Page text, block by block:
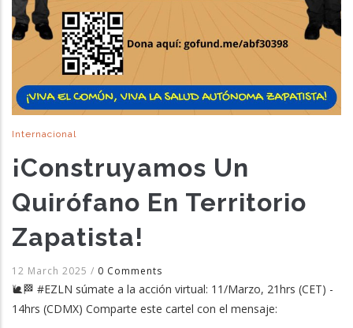
Internacional
¡Construyamos Un
Quirófano En Territorio
Zapatista!
12 March 2025 / 0 Comments
🐌🏁 #EZLN súmate a la acción virtual: 11/Marzo, 21hrs (CET) -
14hrs (CDMX) Comparte este cartel con el mensaje: